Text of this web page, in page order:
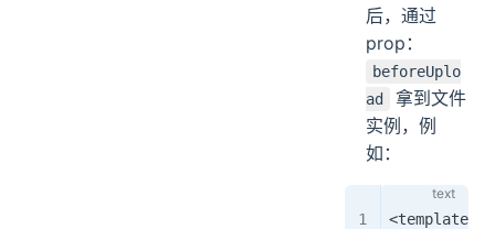
后，通过
prop：
beforeUplo
ad
拿到文件
实例，例
如：
<template>